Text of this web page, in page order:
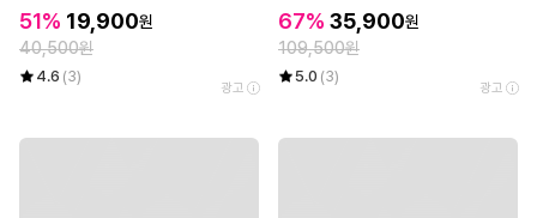
2매*3개
51% 19,900원
40,500원
4.6 (3)
광고
67% 35,900원
109,500원
5.0 (3)
광고